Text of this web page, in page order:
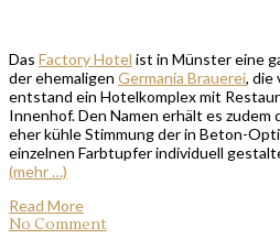
Das Factory Hotel ist in Münster eine
der ehemaligen Germania Brauerei, die
entstand ein Hotelkomplex mit
Innenhof. Den Namen erhält es zudem
eher kühle Stimmung der in Beton-
einzelnen Farbtupfer individuell
(mehr …)
Read More
No Comment